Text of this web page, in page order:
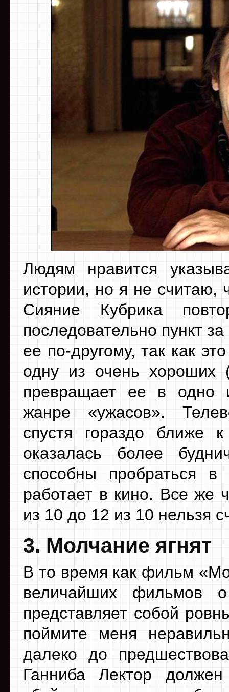
Людям нравится
истории, но я не считаю,
Сияние Кубрика
последовательно пункт
ее по-другому, так как
одну из очень хороших
превращает ее в одно
жанре «ужасов».
спустя гораздо ближе
оказалась более
способны пробраться
работает в кино. Все же
из 10 до 12 из 10 нельзя
3. Молчание ягнят
В то время как фильм
величайших фильмов
представляет собой
поймите меня
далеко до
Ганниба Лектор